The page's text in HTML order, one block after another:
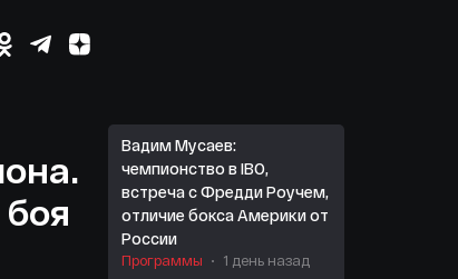
Вадим Мусаев:
чемпионство в IBO,
встреча с Фредди Роучем,
отличие бокса Америки от
России
Программы 1 день назад